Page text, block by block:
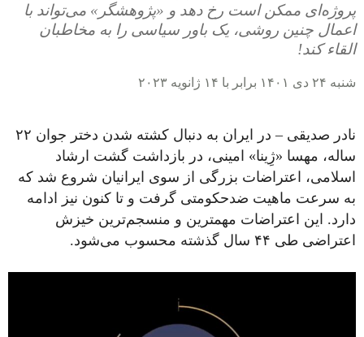
پروژه‌ای ممکن است رخ دهد و «پژوهشگر» می‌تواند با
اعمال چنین روشی، یک باور سیاسی را به مخاطبان
القاء کند!
شنبه ۲۴ دی ۱۴۰۱ برابر با ۱۴ ژانویه ۲۰۲۳
نادر صدیقی – در ایران به دنبال کشته شدن دختر جوان ۲۲
ساله‌، مهسا «ژِینا» امینی، در بازداشت گشت ارشاد
اسلامی، اعتراضات بزرگی از سوی ایرانیان شروع شد که
به سرعت ماهیت ضدحکومتی گرفت و تا کنون نیز ادامه
دارد. این اعتراضات مهمترین و منسجم‌ترین خیزش
اعتراضی طی ۴۴ سال گذشته محسوب می‌شود.